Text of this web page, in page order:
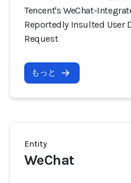
Tencent's WeChat-
Reportedly Insulted User
Request
もっと
Entity
WeChat